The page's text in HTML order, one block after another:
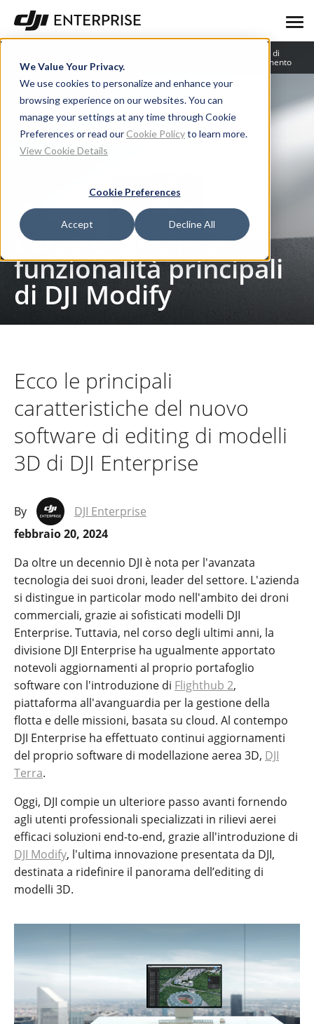
We Value Your Privacy.
We use cookies to personalize and enhance your
browsing experience on our websites. You can
manage your settings at any time through Cookie
Preferences or read our Cookie Policyto learn more.
View Cookie Details
Cookie Preferences
Accept Decline All
Centro di
apprendimento
Blog Caratteristiche e funzionalità principali di DJI Modify
Caratteristiche e
funzionalità principali
di DJI Modify
Ecco le principali
caratteristiche del nuovo
software di editing di modelli
3D di DJI Enterprise
By
DJI Enterprise
febbraio 20, 2024
Da oltre un decennio DJI è nota per l'avanzata
tecnologia dei suoi droni, leader del settore. L'azienda
si distingue in particolar modo nell'ambito dei droni
commerciali, grazie ai sofisticati modelli DJI
Enterprise. Tuttavia, nel corso degli ultimi anni, la
divisione DJI Enterprise ha ugualmente apportato
notevoli aggiornamenti al proprio portafoglio
software con l'introduzione di Flighthub 2,
piattaforma all'avanguardia per la gestione della
flotta e delle missioni, basata su cloud. Al contempo
DJI Enterprise ha effettuato continui aggiornamenti
del proprio software di modellazione aerea 3D, DJI
Terra.
Oggi, DJI compie un ulteriore passo avanti fornendo
agli utenti professionali specializzati in rilievi aerei
efficaci soluzioni end-to-end, grazie all'introduzione di
DJI Modify, l'ultima innovazione presentata da DJI,
destinata a ridefinire il panorama dell’editing di
modelli 3D.